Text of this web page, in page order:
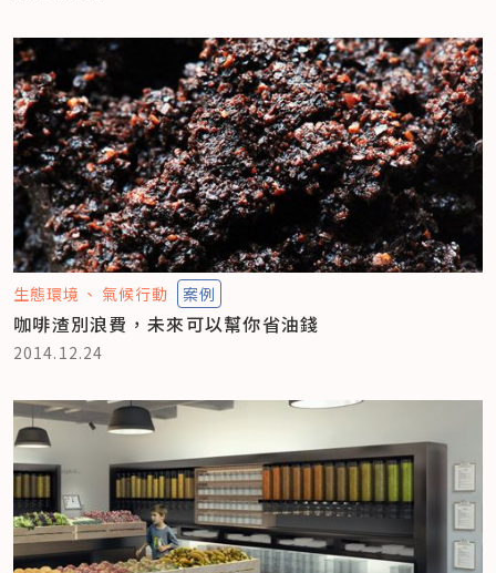
生態環境 氣候行動 案例
咖啡渣別浪費，未來可以幫你省油錢
2014.12.24